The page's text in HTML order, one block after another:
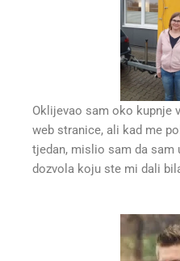
Oklijevao sam oko kupnje
web stranice, ali kad me
tjedan, mislio sam da sam
dozvola koju ste mi dali